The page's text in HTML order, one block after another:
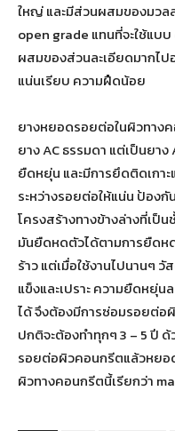
ใหญ่ และมีส่วนผสมของมวล
open grade แทนที่จะใช้แบ
ผสมของส่วนละเอียดมากไป
แน่นเรียบ ความฝืดน้อย
ยางหยอดรอยต่อในผิวทาง
ยาง AC ธรรมดา แต่เป็นยาง
ยืดหยุ่น และมีการยึดติดเกา
ระหว่างรอยต่อให้แน่น ป้อง
โครงสร้างทางข้างล่างที่เป็
มันยืดหดตัวได้ตามการยืดห
ร้าว แต่เมื่อใช้งานไปนาน
แข็งและเปราะ ความยืดหยุ่น
ได้ จึงต้องมีการซ่อมรอยต่อ
ปกติจะต้องทำทุกๆ 3 – 5 ปี
รอยต่อผิวคอนกรีตแล้วหย
ผิวทางคอนกรีตนี้เรียกว่า